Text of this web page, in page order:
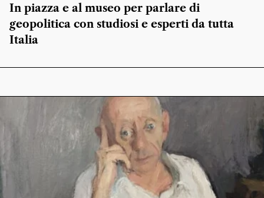
In piazza e al museo per parlare di
geopolitica con studiosi e esperti da tutta
Italia